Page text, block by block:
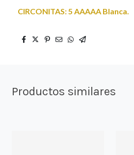
CIRCONITAS: 5 AAAAA Blanca.
Productos similares